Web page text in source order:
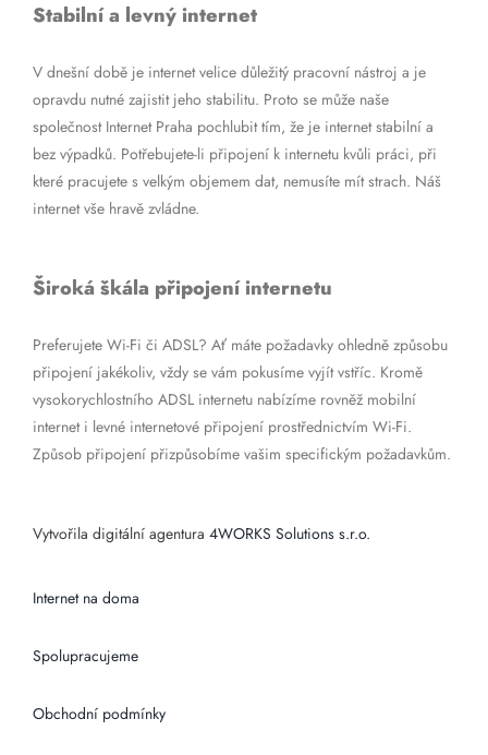
Stabilní a levný internet
V dnešní době je internet velice důležitý pracovní nástroj a je
opravdu nutné zajistit jeho stabilitu. Proto se může naše
společnost Internet Praha pochlubit tím, že je internet stabilní a
bez výpadků. Potřebujete-li připojení k internetu kvůli práci, při
které pracujete s velkým objemem dat, nemusíte mít strach. Náš
internet vše hravě zvládne.
Široká škála připojení internetu
Preferujete Wi-Fi či ADSL? Ať máte požadavky ohledně způsobu
připojení jakékoliv, vždy se vám pokusíme vyjít vstříc. Kromě
vysokorychlostního ADSL internetu nabízíme rovněž mobilní
internet i levné internetové připojení prostřednictvím Wi-Fi.
Způsob připojení přizpůsobíme vašim specifickým požadavkům.
Vytvořila digitální agentura 4WORKS Solutions s.r.o.
Internet na doma
Spolupracujeme
Obchodní podmínky